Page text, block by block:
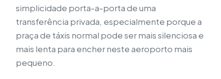
simplicidade porta-a-porta de uma
transferência privada, especialmente porque a
praça de táxis normal pode ser mais silenciosa e
mais lenta para encher neste aeroporto mais
pequeno.